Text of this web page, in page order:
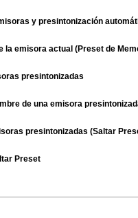
y presintonización
la emisora actual (Preset de
presintonizadas
de una emisora
presintonizadas (Saltar
Preset